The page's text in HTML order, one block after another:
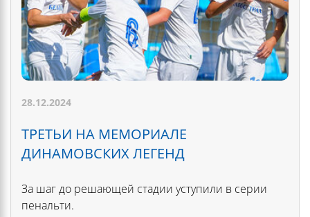
28.12.2024
ТРЕТЬИ НА МЕМОРИАЛЕ
ДИНАМОВСКИХ ЛЕГЕНД
За шаг до решающей стадии уступили в серии
пенальти.